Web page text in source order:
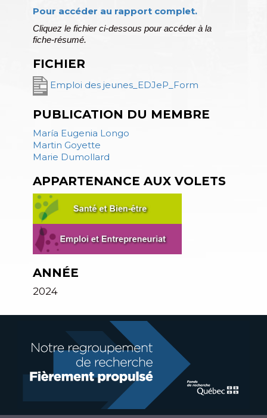
Pour accéder au rapport complet.
Cliquez le fichier ci-dessous pour accéder à la
fiche-résumé.
FICHIER
Emploi des jeunes_EDJeP_Form
PUBLICATION DU MEMBRE
María Eugenia Longo
Martin Goyette
Marie Dumollard
APPARTENANCE AUX VOLETS
ANNÉE
2024